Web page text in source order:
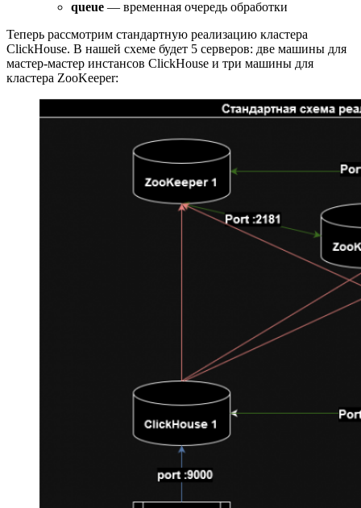
queue — временная очередь обработки
Теперь рассмотрим стандартную реализацию кластера
ClickHouse. В нашей схеме будет 5 серверов: две машины для
мастер-мастер инстансов ClickHouse и три машины для
кластера ZooKeeper: